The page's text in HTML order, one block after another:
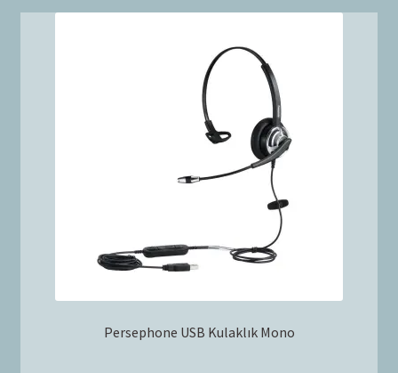
Persephone USB Kulaklık Mono